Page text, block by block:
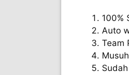
100%
Auto
Team